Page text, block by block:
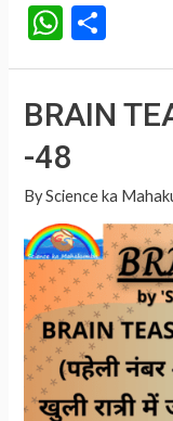
49
-49
W
h
at
s
A
p
p
h
ar
e
BRAIN
-48
ByScience ka